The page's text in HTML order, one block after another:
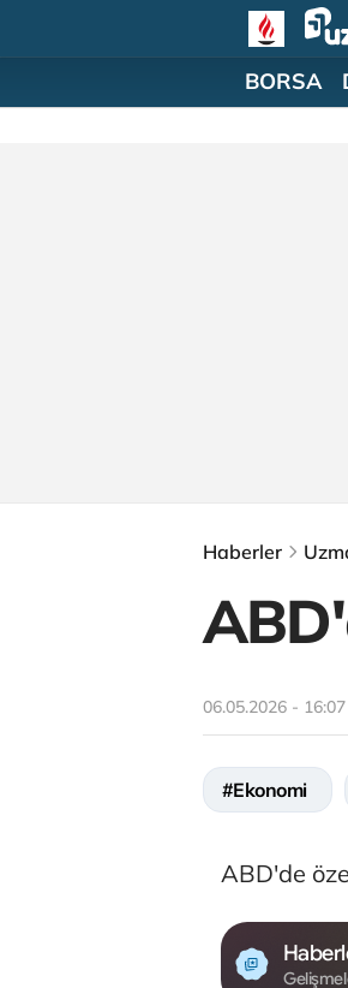
BORSA
Haberler
06.05.2026 -
#Ekonomi
ABD'de